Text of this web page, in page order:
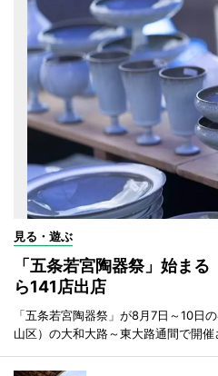
見る・遊ぶ
「五条若宮陶器祭」始ま
ら141店出店
「五条若宮陶器祭」が8月7日～10日
山区）の大和大路～東大路通間で開催